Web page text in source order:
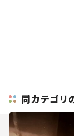
同カテゴリ